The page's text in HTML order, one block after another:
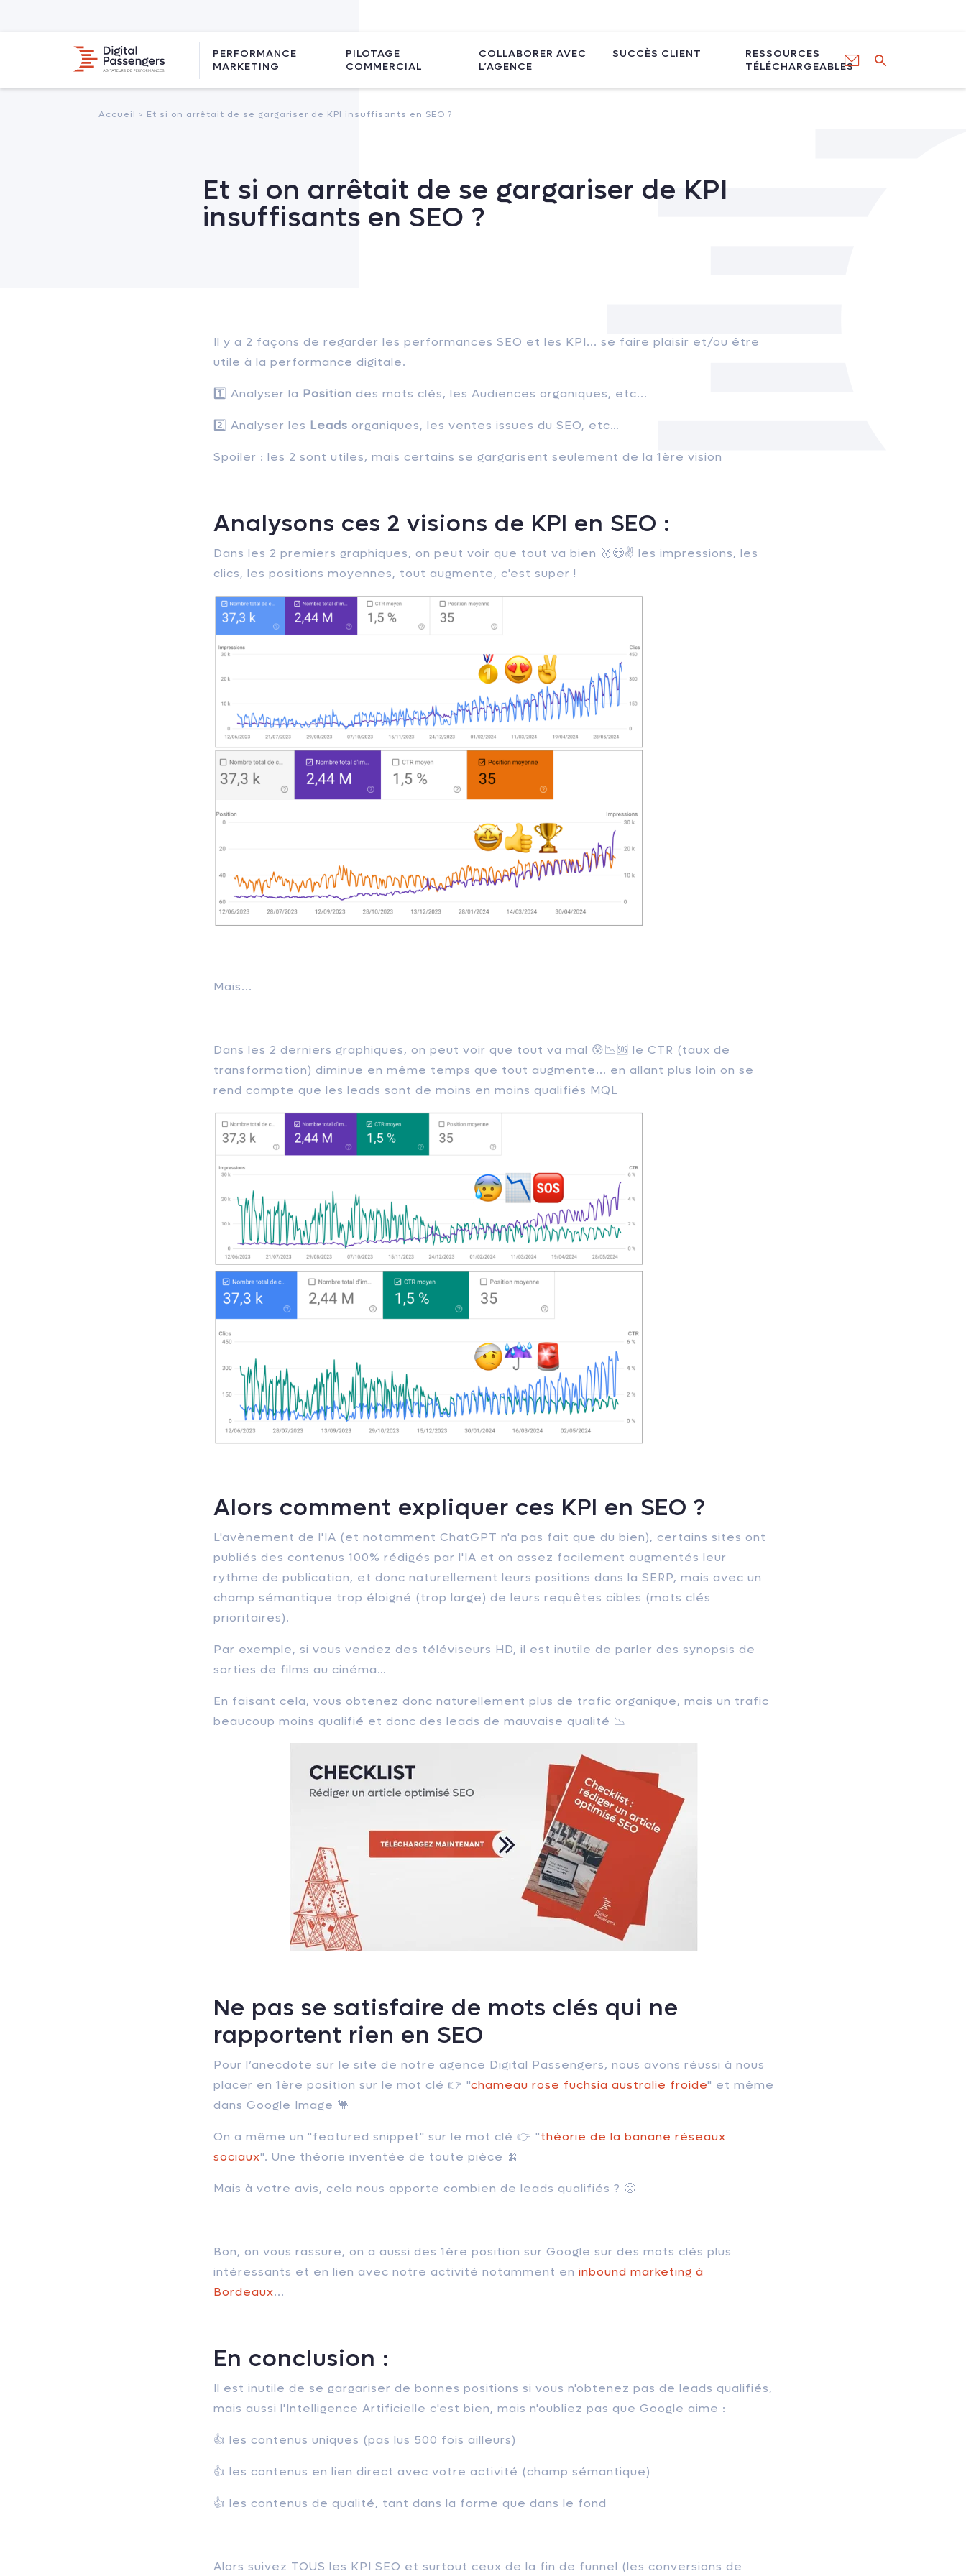
PERFORMANCE
MARKETING
PILOTAGE
COMMERCIAL
COLLABORER AVEC
L’AGENCE
SUCCÈS CLIENT
RESSOURCES
TÉLÉCHARGEABLES
Accueil > Et si on arrêtait de se gargariser de KPI insuffisants en SEO ?
Et si on arrêtait de se gargariser de KPI
insuffisants en SEO ?
Il y a 2 façons de regarder les performances SEO et les KPI... se faire plaisir et/ou être
utile à la performance digitale.
1️⃣ Analyser la Position des mots clés, les Audiences organiques, etc...
2️⃣ Analyser les Leads organiques, les ventes issues du SEO, etc…
Spoiler : les 2 sont utiles, mais certains se gargarisent seulement de la 1ère vision
Analysons ces 2 visions de KPI en SEO :
Dans les 2 premiers graphiques, on peut voir que tout va bien 🥇😍✌️ les impressions, les
clics, les positions moyennes, tout augmente, c'est super !
Mais...
Dans les 2 derniers graphiques, on peut voir que tout va mal 😰📉🆘 le CTR (taux de
transformation) diminue en même temps que tout augmente... en allant plus loin on se
rend compte que les leads sont de moins en moins qualifiés MQL
Alors comment expliquer ces KPI en SEO ?
L'avènement de l'IA (et notamment ChatGPT n'a pas fait que du bien), certains sites ont
publiés des contenus 100% rédigés par l'IA et on assez facilement augmentés leur
rythme de publication, et donc naturellement leurs positions dans la SERP, mais avec un
champ sémantique trop éloigné (trop large) de leurs requêtes cibles (mots clés
prioritaires).
Par exemple, si vous vendez des téléviseurs HD, il est inutile de parler des synopsis de
sorties de films au cinéma…
En faisant cela, vous obtenez donc naturellement plus de trafic organique, mais un trafic
beaucoup moins qualifié et donc des leads de mauvaise qualité 📉
Ne pas se satisfaire de mots clés qui ne
rapportent rien en SEO
Pour l’anecdote sur le site de notre agence Digital Passengers, nous avons réussi à nous
placer en 1ère position sur le mot clé 👉 "chameau rose fuchsia australie froide" et même
dans Google Image 🐫
On a même un "featured snippet" sur le mot clé 👉 "théorie de la banane réseaux
sociaux". Une théorie inventée de toute pièce 🍌
Mais à votre avis, cela nous apporte combien de leads qualifiés ? 🤢
Bon, on vous rassure, on a aussi des 1ère position sur Google sur des mots clés plus
intéressants et en lien avec notre activité notamment en inbound marketing à
Bordeaux...
En conclusion :
Il est inutile de se gargariser de bonnes positions si vous n'obtenez pas de leads qualifiés,
mais aussi l'Intelligence Artificielle c'est bien, mais n'oubliez pas que Google aime :
👍 les contenus uniques (pas lus 500 fois ailleurs)
👍 les contenus en lien direct avec votre activité (champ sémantique)
👍 les contenus de qualité, tant dans la forme que dans le fond
Alors suivez TOUS les KPI SEO et surtout ceux de la fin de funnel (les conversions de